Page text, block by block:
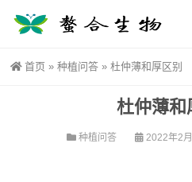
首页 » 种植问答 » 杜仲薄和厚区别
杜仲薄和
种植问答 2022年2